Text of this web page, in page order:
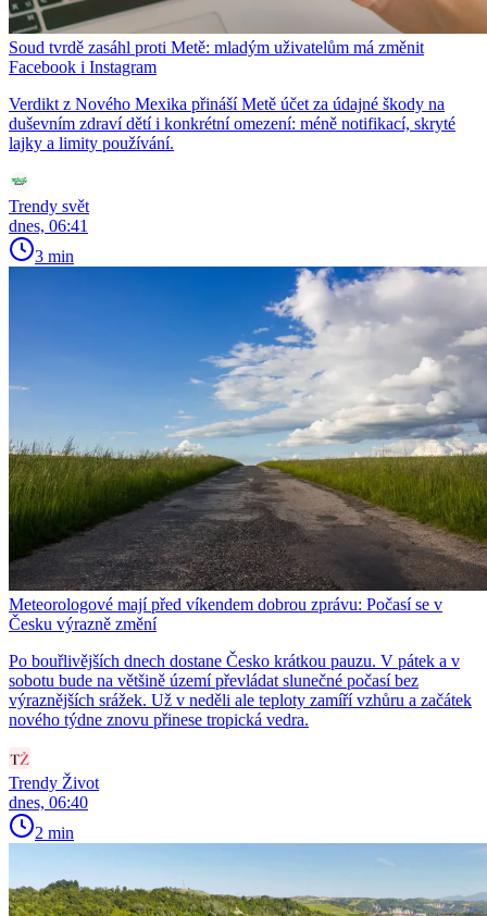
Soud tvrdě zasáhl proti Metě: mladým uživatelům má změnit
Facebook i Instagram
Verdikt z Nového Mexika přináší Metě účet za údajné škody na
duševním zdraví dětí i konkrétní omezení: méně notifikací, skryté
lajky a limity používání.
Trendy svět
dnes, 06:41
3 min
Meteorologové mají před víkendem dobrou zprávu: Počasí se v
Česku výrazně změní
Po bouřlivějších dnech dostane Česko krátkou pauzu. V pátek a v
sobotu bude na většině území převládat slunečné počasí bez
výraznějších srážek. Už v neděli ale teploty zamíří vzhůru a začátek
nového týdne znovu přinese tropická vedra.
Trendy Život
dnes, 06:40
2 min